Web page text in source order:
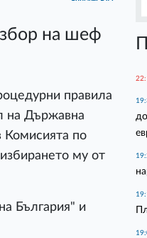
на шеф
правила
на Държавна
Комисията по
му от
България" и